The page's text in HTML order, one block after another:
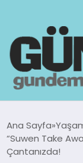
GÜNDEM
Ana Sayfa
“Suwen Take
Çantanızda!